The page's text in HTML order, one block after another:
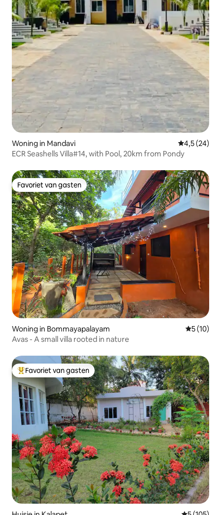
Woning in Mandavi
4,5 (24)
ECR Seashells Villa#14, with Pool, 20km from Pondy
Favoriet van gasten
Favoriet van gasten
Woning in Bommayapalayam
5 (10)
Avas - A small villa rooted in nature
Topfavoriet van gasten
Favoriet van gasten